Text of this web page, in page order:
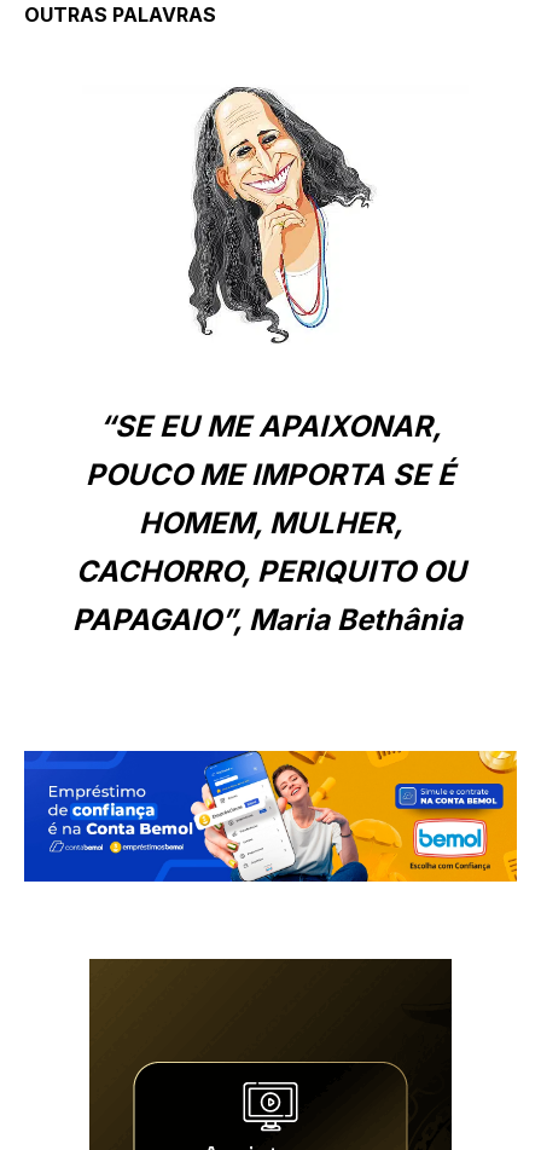
OUTRAS PALAVRAS
“SE EU ME APAIXONAR,
POUCO ME IMPORTA SE É
HOMEM, MULHER,
CACHORRO, PERIQUITO OU
PAPAGAIO”, Maria Bethânia